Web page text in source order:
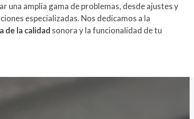
una amplia gama de problemas, desde ajustes y
especializadas. Nos dedicamos a la
de la calidad sonora y la funcionalidad de tu